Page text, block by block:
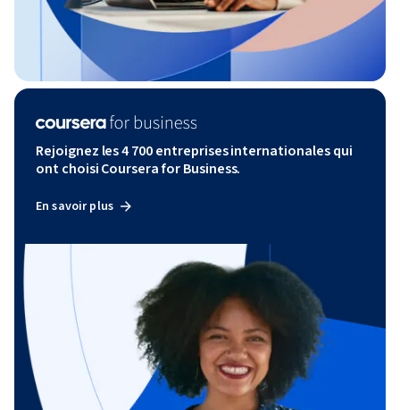
Rejoignez les 4 700 entreprises internationales qui
ont choisi Coursera for Business.
En savoir plus